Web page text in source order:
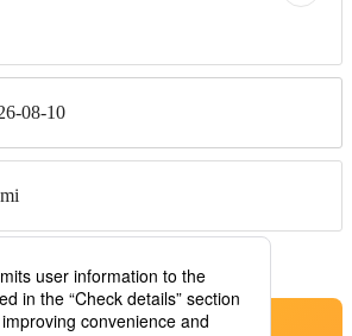
08-10
Uçuşlar *Transfer yok
Arama